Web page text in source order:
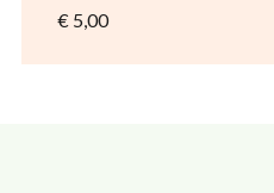
€ 5,00